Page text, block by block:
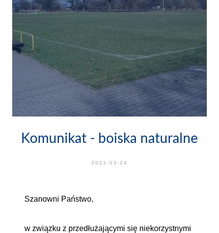
Komunikat - boiska naturalne
2021-03-24
Szanowni Państwo,
w związku z przedłużającymi się niekorzystnymi